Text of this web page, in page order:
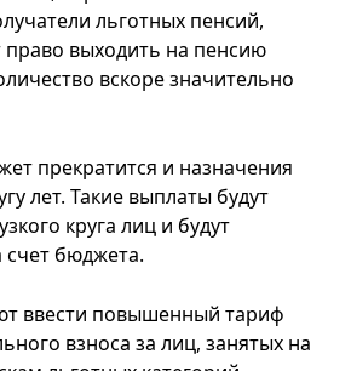
льготных пенсий,
выходить на пенсию
вскоре значительно
прекратится и назначения
лет. Такие выплаты будут
круга лиц и будут
счет бюджета.
ввести повышенный тариф
взноса за лиц, занятых на